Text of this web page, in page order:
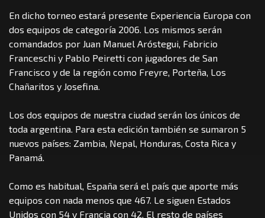
En dicho torneo estará presente Experiencia Europa con
dos equipos de categoría 2006. Los mismos serán
comandados por Juan Manuel Aróstegui, Fabricio
Franceschi y Pablo Peiretti con jugadores de San
Francisco y de la región como Freyre, Porteña, Los
Chañaritos y Josefina.
Los dos equipos de nuestra ciudad serán los únicos de
toda argentina. Para esta edición también se sumaron 5
nuevos países: Zambia, Nepal, Honduras, Costa Rica y
Panamá.
Como es habitual, España será el país que aporte más
equipos con nada menos que 467. Le siguen Estados
Unidos con 54 y Francia con 42. El resto de países